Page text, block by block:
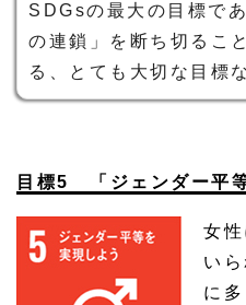
SDGsの最大の目標で
の連鎖」を断ち切るこ
る、とても大切な目標
目標5 「ジェンダー平
女
い
に